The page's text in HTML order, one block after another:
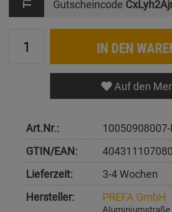
Gutscheincode
IN DEN
Auf den
Art.Nr.:
10050908007-
GTIN/EAN:
Lieferzeit:
3-4 Wochen
Hersteller:
PREFA GmbH
Aluminiumstraße